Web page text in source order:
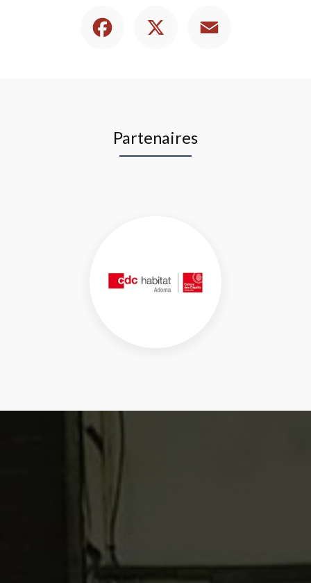
Partenaires